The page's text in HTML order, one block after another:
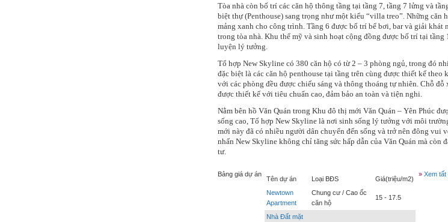
Tòa nhà còn bố trí các căn hộ thông tầng tại tầng 7, tầng 7 lửng và
biệt thự (Penthouse) sang trọng như một kiểu “villa treo”. Những căn
mảng xanh cho công trình. Tầng 6 được bố trí bể bơi, bar và giải
trong tòa nhà. Khu thể mỹ và sinh hoạt cộng đồng được bố trí tại
luyện lý tưởng.
Tổ hợp New Skyline có 380 căn hộ có từ 2 – 3 phòng ngủ, trong đó
đặc biệt là các căn hộ penthouse tại tầng trên cùng được thiết kế
với các phòng đều được chiếu sáng và thông thoáng tự nhiên. Chỗ
được thiết kế với tiêu chuẩn cao, đảm bảo an toàn và tiện nghi.
Nằm bên hồ Văn Quán trong Khu đô thị mới Văn Quán – Yên Phúc
sống cao, Tổ hợp New Skyline là nơi sinh sống lý tưởng với môi
mới này đã có nhiều người dân chuyển đến sống và trở nên đông
nhấn New Skyline không chỉ tăng sức hấp dẫn của Văn Quán mà
tư.
Bảng giá dự án » Xem tất
Tên dự án Loại BĐS Giá(triệu/m2)
Newtown
Apartment
Chung cư / Cao ốc
căn hộ
15 - 17.5
Nhà Đất mặt